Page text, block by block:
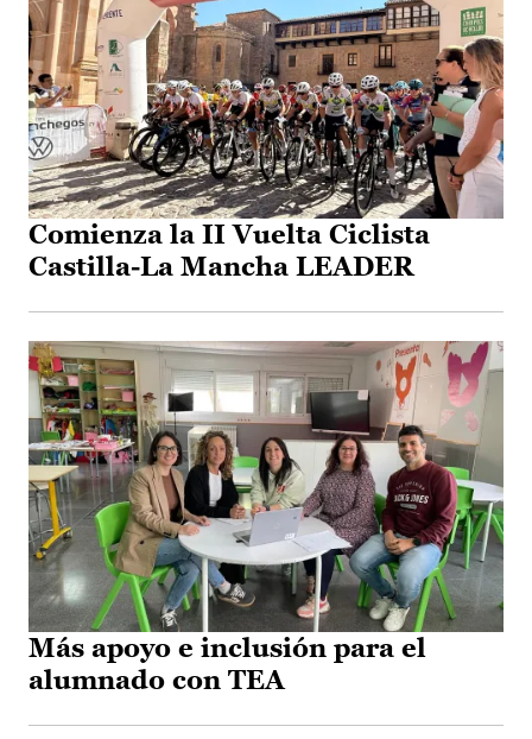
Comienza la II Vuelta Ciclista
Castilla-La Mancha LEADER
Más apoyo e inclusión para el
alumnado con TEA